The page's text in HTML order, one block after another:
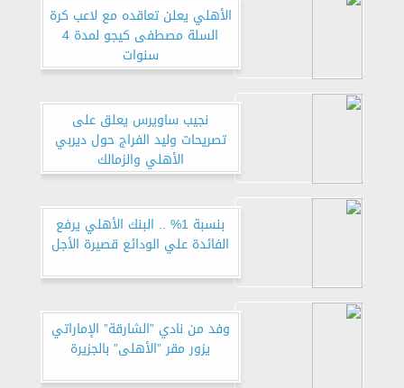
الأهلي يعلن تعاقده مع لاعب كرة
السلة مصطفى كيجو لمدة 4
سنوات
نجيب ساويرس يعلق على
تصريحات وليد الفراج حول ديربي
الأهلي والزمالك
بنسبة 1% .. البنك الأهلي يرفع
الفائدة علي الودائع قصيرة الأجل
وفد من نادي ”الشارقة” الإماراتي
يزور مقر ”الأهلى” بالجزيرة